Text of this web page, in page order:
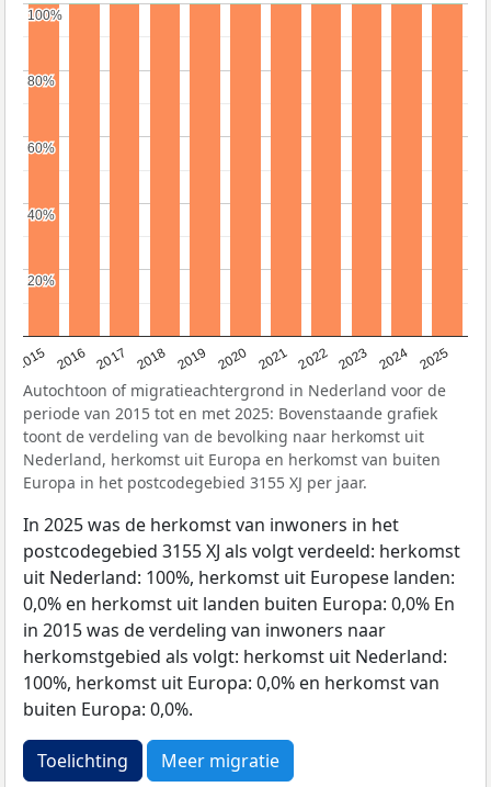
2015 2016 2017 2018 2019 2020 2021 2022 2023 2024 2025
20%
20%
40%
40%
60%
60%
80%
80%
100%
100%
Autochtoon of migratieachtergrond in Nederland voor de
periode van 2015 tot en met 2025: Bovenstaande grafiek
toont de verdeling van de bevolking naar herkomst uit
Nederland, herkomst uit Europa en herkomst van buiten
Europa in het postcodegebied 3155 XJ per jaar.
In 2025 was de herkomst van inwoners in het
postcodegebied 3155 XJ als volgt verdeeld: herkomst
uit Nederland: 100%, herkomst uit Europese landen:
0,0% en herkomst uit landen buiten Europa: 0,0% En
in 2015 was de verdeling van inwoners naar
herkomstgebied als volgt: herkomst uit Nederland:
100%, herkomst uit Europa: 0,0% en herkomst van
buiten Europa: 0,0%.
Toelichting Meer migratie